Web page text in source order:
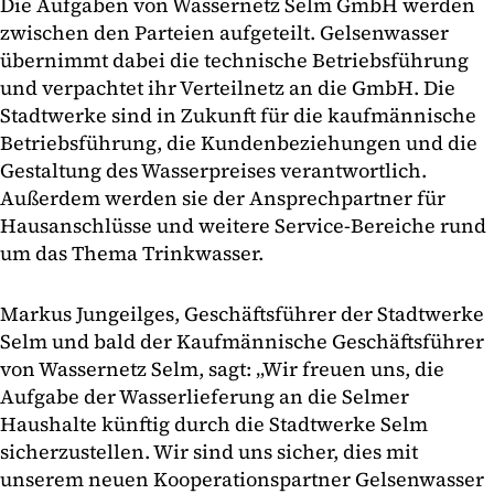
zwischen den Parteien aufgeteilt. Gelsenwasser
übernimmt dabei die technische Betriebsführung
und verpachtet ihr Verteilnetz an die GmbH. Die
Stadtwerke sind in Zukunft für die kaufmännische
Betriebsführung, die Kundenbeziehungen und die
Gestaltung des Wasserpreises verantwortlich.
Außerdem werden sie der Ansprechpartner für
Hausanschlüsse und weitere Service-Bereiche rund
um das Thema Trinkwasser.
Markus Jungeilges, Geschäftsführer der Stadtwerke
Selm und bald der Kaufmännische Geschäftsführer
von Wassernetz Selm, sagt: „Wir freuen uns, die
Aufgabe der Wasserlieferung an die Selmer
Haushalte künftig durch die Stadtwerke Selm
sicherzustellen. Wir sind uns sicher, dies mit
unserem neuen Kooperationspartner Gelsenwasser